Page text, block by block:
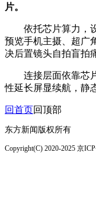
片。
依托芯片算力，设
预览手机主摄、超广
决后置镜头自拍盲拍
连接层面依靠芯片
性延长屏显续航，静
回首页回顶部
东方新闻版权所有
Copyright(C) 2020-2025 京